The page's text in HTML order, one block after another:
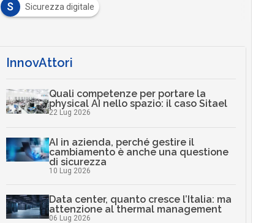
S Sicurezza digitale
InnovAttori
Quali competenze per portare la
physical AI nello spazio: il caso Sitael
22 Lug 2026
AI in azienda, perché gestire il
cambiamento è anche una questione
di sicurezza
10 Lug 2026
Data center, quanto cresce l’Italia: ma
attenzione al thermal management
06 Lug 2026